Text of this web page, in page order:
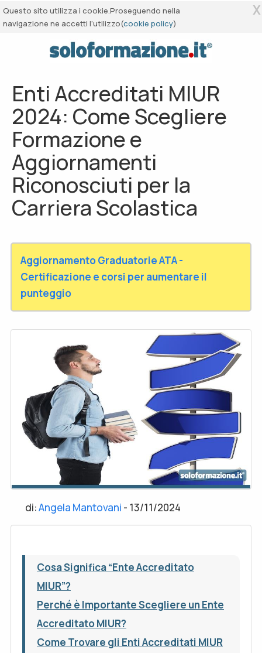
Questo sito utilizza i cookie.Proseguendo nella
navigazione ne accetti l’utilizzo(cookie policy)
X
Enti Accreditati MIUR
2024: Come Scegliere
Formazione e
Aggiornamenti
Riconosciuti per la
Carriera Scolastica
Aggiornamento Graduatorie ATA -
Certificazione e corsi per aumentare il
punteggio
di:Angela Mantovani - 13/11/2024
Cosa Significa “Ente Accreditato
MIUR”?
Perché è Importante Scegliere un Ente
Accreditato MIUR?
Come Trovare gli Enti Accreditati MIUR